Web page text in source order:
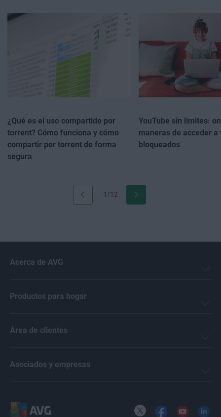
1/12
¿Qué es el uso compartido por
torrent? Cómo funciona y cómo
compartir por torrent de forma
segura
YouTube sin límites:
maneras de acceder a
bloqueados
Acerca de AVG
Productos para hogar
Área de clientes
Asociados y empresas